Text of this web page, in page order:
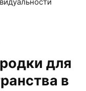
для
в